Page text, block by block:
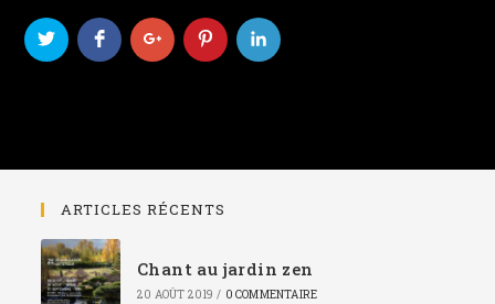
ARTICLES RÉCENTS
Chant au jardin zen
20 AOÛT 2019 / 0 COMMENTAIRE